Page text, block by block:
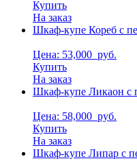
Купить
На заказ
Шкаф-купе Кореб с
Цена: 53,000 руб.
Купить
На заказ
Шкаф-купе Ликаон с
Цена: 58,000 руб.
Купить
На заказ
Шкаф-купе Липар с